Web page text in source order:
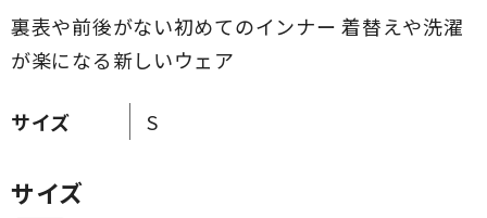
裏表や前後がない初めてのインナー 着替えや洗濯
が楽になる新しいウェア
サイズ S
サイズ